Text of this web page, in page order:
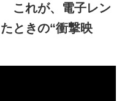
これが、電子レン
ときの“衝撃映